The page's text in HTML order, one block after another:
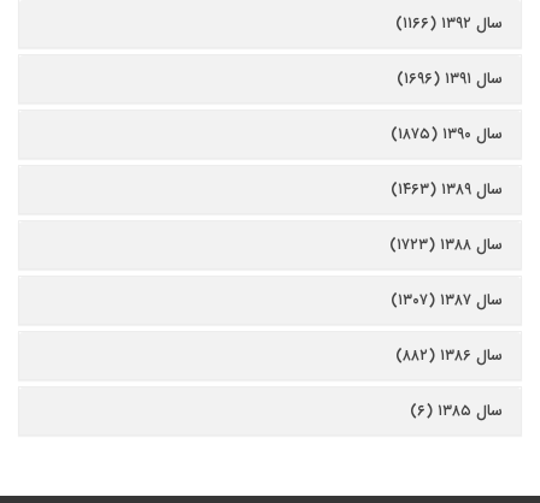
سال ۱۳۹۲ (۱۱۶۶)
سال ۱۳۹۱ (۱۶۹۶)
سال ۱۳۹۰ (۱۸۷۵)
سال ۱۳۸۹ (۱۴۶۳)
سال ۱۳۸۸ (۱۷۲۳)
سال ۱۳۸۷ (۱۳۰۷)
سال ۱۳۸۶ (۸۸۲)
سال ۱۳۸۵ (۶)